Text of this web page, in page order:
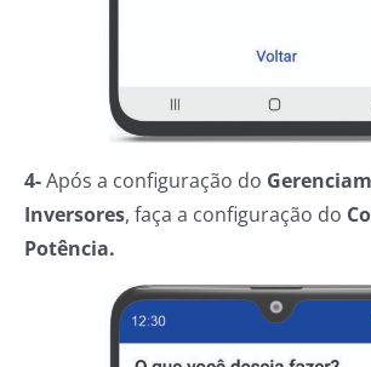
4-Após a configuração do
Inversores, faça a configuração do
Potência.